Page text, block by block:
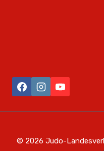
© 2026 Judo-